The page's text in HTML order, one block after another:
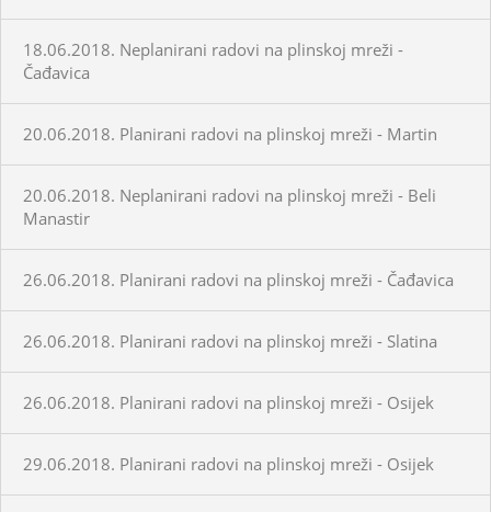
18.06.2018. Neplanirani radovi na plinskoj mreži -
Čađavica
20.06.2018. Planirani radovi na plinskoj mreži - Martin
20.06.2018. Neplanirani radovi na plinskoj mreži - Beli
Manastir
26.06.2018. Planirani radovi na plinskoj mreži - Čađavica
26.06.2018. Planirani radovi na plinskoj mreži - Slatina
26.06.2018. Planirani radovi na plinskoj mreži - Osijek
29.06.2018. Planirani radovi na plinskoj mreži - Osijek